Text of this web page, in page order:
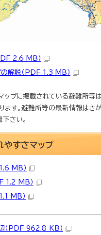
2.6 MB）
解説（PDF 1.3 MB）
ップに掲載されている避難所等
ます。避難所等の最新情報はさ
さい。
やすさマップ
MB）
1.2 MB）
MB）
（PDF 962.8 KB）